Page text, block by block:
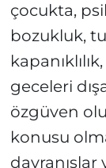
çocukta,
bozukluk,
geceleri
özgüven
konusu
davranışlar